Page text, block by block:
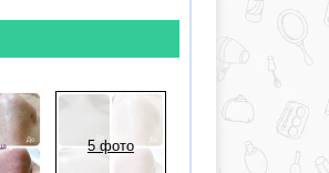
5 фото